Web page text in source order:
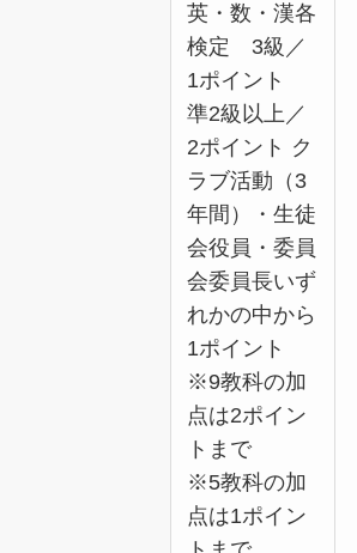
英・数・漢各
検定 3級／
1ポイント
準2級以上／
2ポイント ク
ラブ活動（3
年間）・生徒
会役員・委員
会委員長いず
れかの中から
1ポイント
※9教科の加
点は2ポイン
トまで
※5教科の加
点は1ポイン